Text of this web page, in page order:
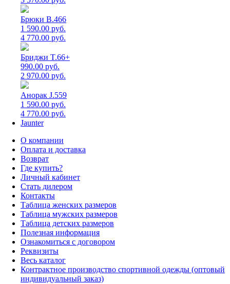
Брюки B.466
1 590.00 руб.
4 770.00 руб.
Бриджи T.66+
990.00 руб.
2 970.00 руб.
Анорак J.559
1 590.00 руб.
4 770.00 руб.
Jaunter
О компании
Оплата и доставка
Возврат
Где купить?
Личный кабинет
Стать дилером
Контакты
Таблица женских размеров
Таблица мужских размеров
Таблица детских размеров
Полезная информация
Ознакомиться с договором
Реквизиты
Весь каталог
Контрактное производство спортивной одежды (оптовый
индивидуальный заказ)